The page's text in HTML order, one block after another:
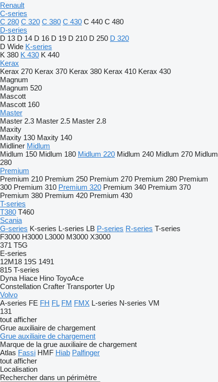
Renault
C-series
C 280 C 320 C 380 C 430 C 440 C 480
D-series
D 13 D 14 D 16 D 19 D 210 D 250 D 320
D Wide K-series
K 380 K 430 K 440
Kerax
Kerax 270 Kerax 370 Kerax 380 Kerax 410 Kerax 430
Magnum
Magnum 520
Mascott
Mascott 160
Master
Master 2.3 Master 2.5 Master 2.8
Maxity
Maxity 130 Maxity 140
Midliner Midlum
Midlum 150 Midlum 180 Midlum 220 Midlum 240 Midlum 270 Midlum
280
Premium
Premium 210 Premium 250 Premium 270 Premium 280 Premium
300 Premium 310 Premium 320 Premium 340 Premium 370
Premium 380 Premium 420 Premium 430
T-series
T380 T460
Scania
G-series K-series L-series LB P-series R-series T-series
F3000 H3000 L3000 M3000 X3000
371 T5G
E-series
12M18 19S 1491
815 T-series
Dyna Hiace Hino ToyoAce
Constellation Crafter Transporter Up
Volvo
A-series FE FH FL FM FMX L-series N-series VM
131
tout afficher
Grue auxiliaire de chargement
Grue auxiliaire de chargement
Marque de la grue auxiliaire de chargement
Atlas Fassi HMF Hiab Palfinger
tout afficher
Localisation
Rechercher dans un périmètre